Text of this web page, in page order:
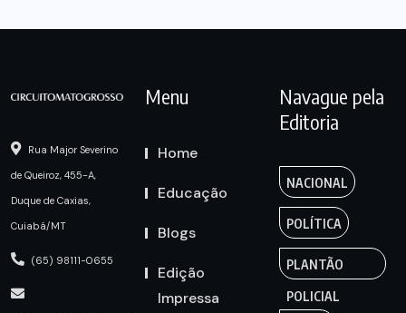
Rua Major Severino
de Queiroz, 455-A,
Duque de Caxias,
Cuiabá/MT
(65) 98111-0655
Menu
Home
Educação
Blogs
Edição
Impressa
Navague pela
Editoria
NACIONAL
POLÍTICA
PLANTÃO
POLICIAL